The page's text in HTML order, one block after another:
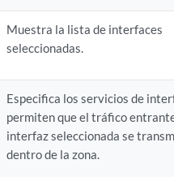
Muestra la lista de interfaces
seleccionadas.
Especifica los servicios de
permiten que el tráfico
interfaz seleccionada se
dentro de la zona.